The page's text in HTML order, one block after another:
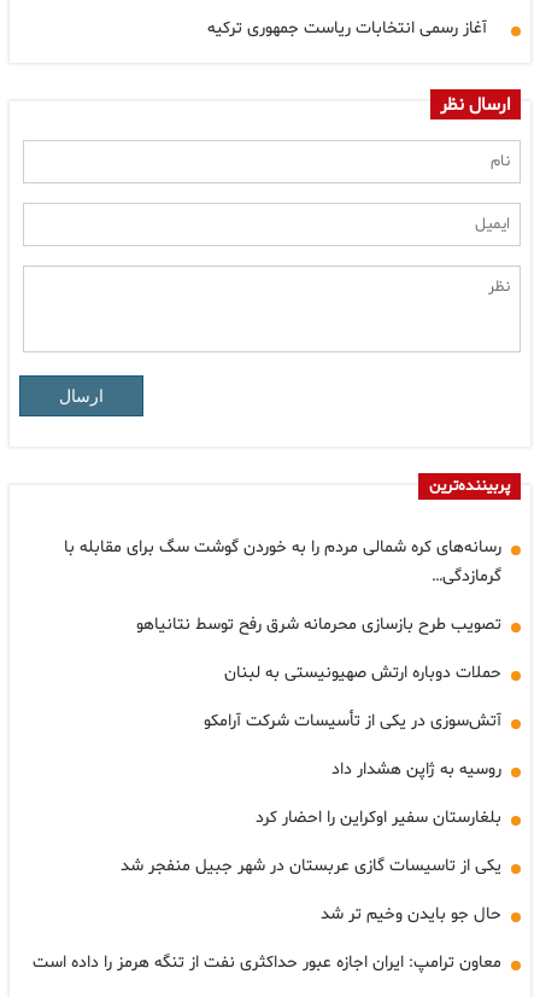
آغاز رسمی انتخابات ریاست جمهوری ترکیه
ارسال نظر
ارسال
پربیننده‌ترین
رسانه‌های کره شمالی مردم را به خوردن گوشت سگ برای مقابله با
گرمازدگی…
تصویب طرح بازسازی محرمانه شرق رفح توسط نتانیاهو
حملات دوباره ارتش صهیونیستی به لبنان
آتش‌سوزی در یکی از تأسیسات شرکت آرامکو
روسیه به ژاپن هشدار داد
بلغارستان سفیر اوکراین را احضار کرد
یکی از تاسیسات گازی عربستان در شهر جبیل منفجر شد
حال جو بایدن وخیم تر شد
معاون ترامپ: ایران اجازه عبور حداکثری نفت از تنگه هرمز را داده است